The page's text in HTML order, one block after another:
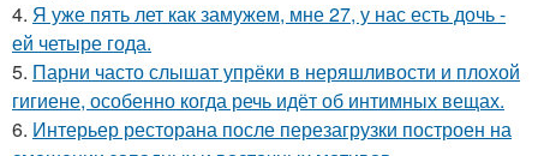
4. Я уже пять лет как замужем, мне 27, у нас есть дочь -
ей четыре года.
5. Парни часто слышат упрёки в неряшливости и плохой
гигиене, особенно когда речь идёт об интимных вещах.
6. Интерьер ресторана после перезагрузки построен на